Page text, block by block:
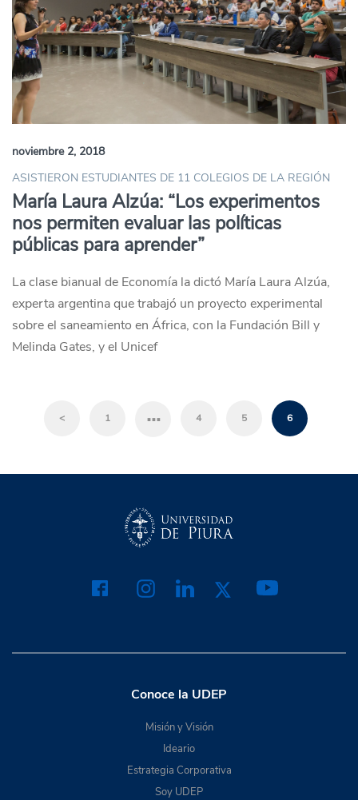
noviembre 2, 2018
ASISTIERON ESTUDIANTES DE 11 COLEGIOS DE LA REGIÓN
María Laura Alzúa: “Los experimentos
nos permiten evaluar las políticas
públicas para aprender”
La clase bianual de Economía la dictó María Laura Alzúa,
experta argentina que trabajó un proyecto experimental
sobre el saneamiento en África, con la Fundación Bill y
Melinda Gates, y el Unicef
< 1 … 4 5 6
Conoce la UDEP
Misión y Visión
Ideario
Estrategia Corporativa
Soy UDEP